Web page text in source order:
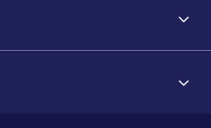
da entrega